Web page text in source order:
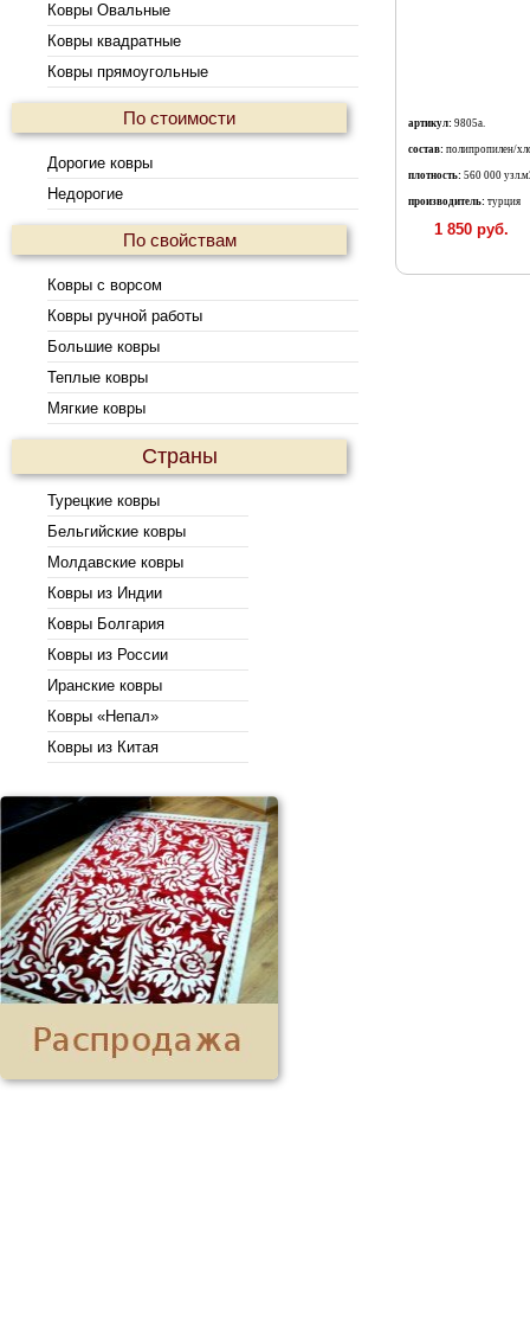
Ковры Овальные
Ковры квадратные
Ковры прямоугольные
По стоимости
Дорогие ковры
Недорогие
По свойствам
Ковры с ворсом
Ковры ручной работы
Большие ковры
Теплые ковры
Мягкие ковры
Страны
Турецкие ковры
Бельгийские ковры
Молдавские ковры
Ковры из Индии
Ковры Болгария
Ковры из России
Иранские ковры
Ковры «Непал»
Ковры из Китая
артикул: 9805a.
состав: полипропилен/
плотность: 560 000
производитель: турция
1 850 руб.